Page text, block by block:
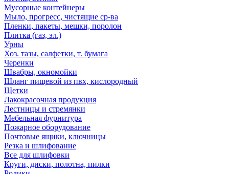
Мусорные контейнеры
Мыло, прогресс, чистящие ср-ва
Пленки, пакеты, мешки, поролон
Плитка (газ, эл.)
Урны
Хоз. тазы, салфетки, т. бумага
Черенки
Швабры, окномойки
Шланг пищевой из пвх, кислородный
Щетки
Лакокрасочная продукция
Лестницы и стремянки
Мебельная фурнитура
Пожарное оборудование
Почтовые ящики, ключницы
Резка и шлифование
Все для шлифовки
Круги, диски, полотна, пилки